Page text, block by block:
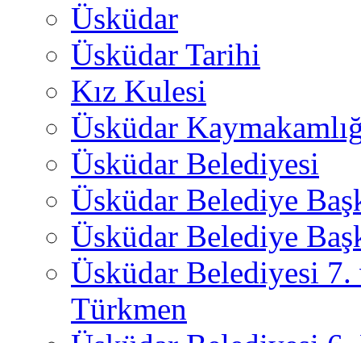
Üsküdar
Üsküdar Tarihi
Kız Kulesi
Üsküdar
Üsküdar Belediyesi
Üsküdar Belediye
Üsküdar Belediye
Üsküdar Belediyesi
Türkmen